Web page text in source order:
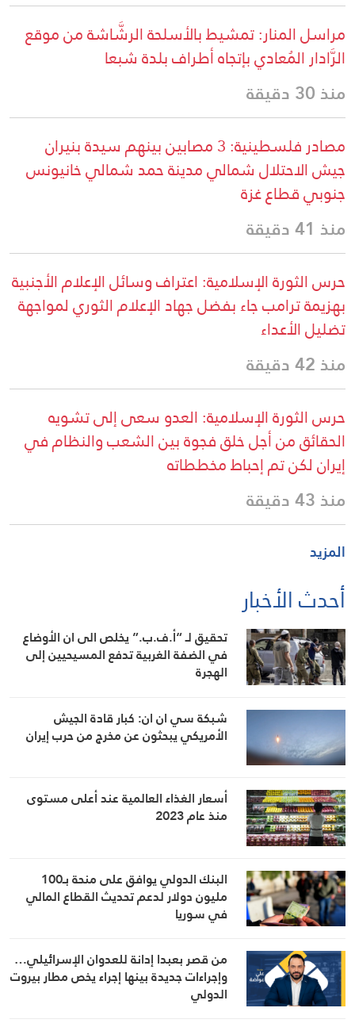
مراسل المنار: تمشيط بالأسلحة الرشَّاشة من موقع
الرَّادار المُعادي بإتجاه أطراف بلدة شبعا
منذ 30 دقيقة
مصادر فلسطينية: 3 مصابين بينهم سيدة بنيران
جيش الاحتلال شمالي مدينة حمد شمالي خانيونس
جنوبي قطاع غزة
منذ 41 دقيقة
حرس الثورة الإسلامية: اعتراف وسائل الإعلام الأجنبية
بهزيمة ترامب جاء بفضل جهاد الإعلام الثوري لمواجهة
تضليل الأعداء
منذ 42 دقيقة
حرس الثورة الإسلامية: العدو سعى إلى تشويه
الحقائق من أجل خلق فجوة بين الشعب والنظام في
إيران لكن تم إحباط مخططاته
منذ 43 دقيقة
المزيد
أحدث الأخبار
تحقيق لـ “أ.ف.ب.” يخلص الى ان الأوضاع
في الضفة الغربية تدفع المسيحيين إلى
الهجرة
شبكة سي ان ان: كبار قادة الجيش
الأمريكي يبحثون عن مخرج من حرب إيران
أسعار الغذاء العالمية عند أعلى مستوى
منذ عام 2023
البنك الدولي يوافق على منحة بـ100
مليون دولار لدعم تحديث القطاع المالي
في سوريا
من قصر بعبدا إدانة للعدوان الإسرائيلي…
وإجراءات جديدة بينها إجراء يخص مطار بيروت
الدولي